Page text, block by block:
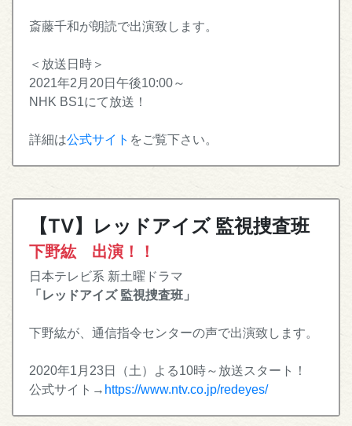
斎藤千和が朗読で出演致します。
＜放送日時＞
2021年2月20日午後10:00～
NHK BS1にて放送！
詳細は公式サイト をご覧下さい。
【TV】レッドアイズ 監視捜査班
下野紘 出演！！
日本テレビ系 新土曜ドラマ
「レッドアイズ 監視捜査班」
下野紘が、通信指令センターの声で出演致します。
2020年1月23日（土）よる10時～放送スタート！
公式サイト→ https://www.ntv.co.jp/redeyes/